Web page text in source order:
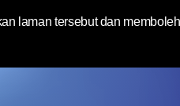
laman tersebut dan